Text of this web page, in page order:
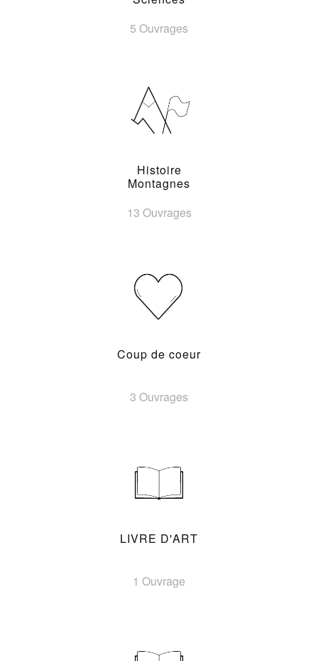
5 Ouvrages
Histoire
Montagnes
13 Ouvrages
Coup de coeur
3 Ouvrages
LIVRE D'ART
1 Ouvrage